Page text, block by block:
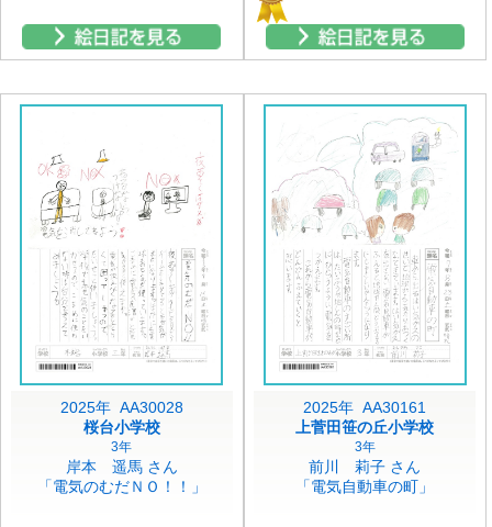
2025年 AA30028
桜台小学校
3年
岸本 遥馬 さん
「電気のむだＮＯ！！」
2025年 AA30161
上菅田笹の丘小学校
3年
前川 莉子 さん
「電気自動車の町」